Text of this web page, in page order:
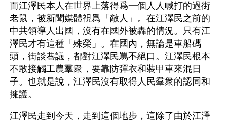
而江澤民本人在世界上落得爲一個人人喊打的過街
老鼠，被新聞媒體視爲「敵人」。在江澤民之前的
中共領導人出國，沒有在國外被轟的情況。只有江
澤民才有這種「殊榮」。在國內，無論是車船碼
頭，街談巷議，都對江澤民罵不絕口。江澤民根本
不敢接觸工農羣衆，要靠防彈衣和裝甲車來混日
子。也就是說，江澤民沒有取得人民羣衆的認同和
擁護。
江澤民走到今天，走到這個地步，這除了由於江澤